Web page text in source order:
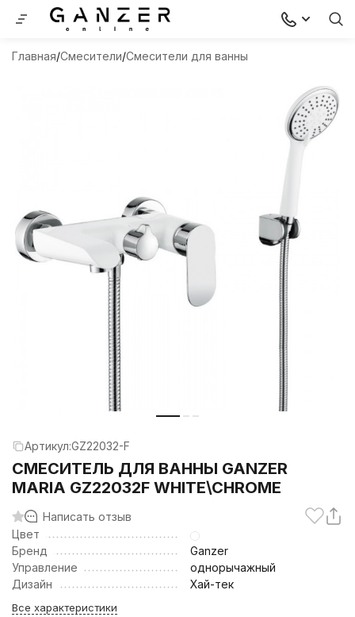
Главная Смесители Смесители для ванны
Артикул:GZ22032-F
CМЕСИТЕЛЬ ДЛЯ ВАННЫ GANZER
MARIA GZ22032F WHITE\CHROME
Написать отзыв
Цвет
Бренд
Ganzer
Управление
однорычажный
Дизайн
Хай-тек
Все характеристики